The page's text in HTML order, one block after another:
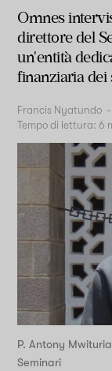
Omnes
direttore del
un'entità
finanziaria dei
Francis Nyatundo -
Tempo di lettura: 6
P. Antony
Seminari